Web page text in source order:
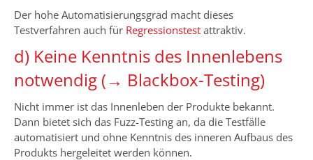
Der hohe Automatisierungsgrad macht dieses
Testverfahren auch für Regressionstest attraktiv.
d) Keine Kenntnis des Innenlebens
notwendig (→ Blackbox-Testing)
Nicht immer ist das Innenleben der Produkte bekannt.
Dann bietet sich das Fuzz-Testing an, da die Testfälle
automatisiert und ohne Kenntnis des inneren Aufbaus des
Produkts hergeleitet werden können.